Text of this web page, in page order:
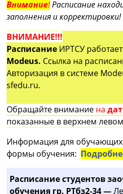
Внимание!Расписание
заполнения и корректировки!
ВНИМАНИЕ!!!
Расписание ИРТСУ
Modeus. Ссылка на
Авторизация в системе
sfedu.ru.
Обращайте внимание на
показанные в верхнем
Информация для
формы обучения:
Расписание студентов
обучения гр. РТбз2-34 —